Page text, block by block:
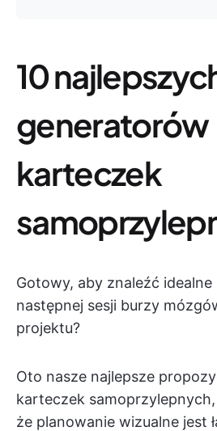
10
generatorów
karteczek
Gotowy, aby znaleźć
następnej sesji burzy
projektu?
Oto nasze najlepsze
karteczek
że planowanie wizualne jest